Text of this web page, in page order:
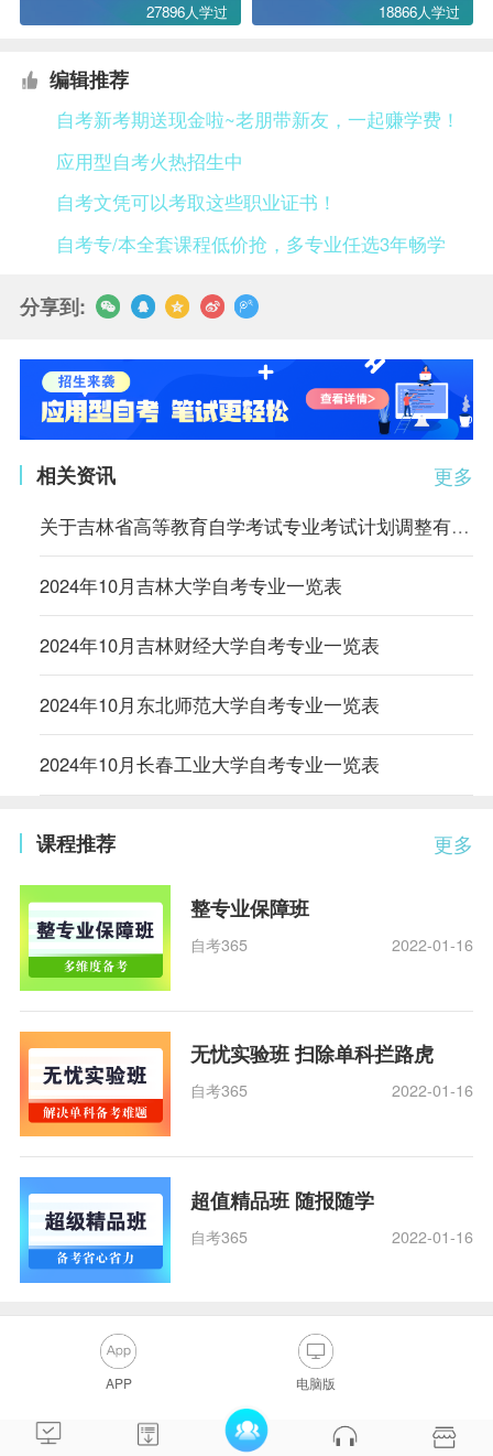
27896人学过 18866人学过
编辑推荐
自考新考期送现金啦~老朋带新友，一起赚学费！
应用型自考火热招生中
自考文凭可以考取这些职业证书！
自考专/本全套课程低价抢，多专业任选3年畅学
分享到:
更多
相关资讯
关于吉林省高等教育自学考试专业考试计划调整有关事项的通知
2024年10月吉林大学自考专业一览表
2024年10月吉林财经大学自考专业一览表
2024年10月东北师范大学自考专业一览表
2024年10月长春工业大学自考专业一览表
更多
课程推荐
整专业保障班
自考365 2022-01-16
无忧实验班 扫除单科拦路虎
自考365 2022-01-16
超值精品班 随报随学
自考365 2022-01-16
APP 电脑版